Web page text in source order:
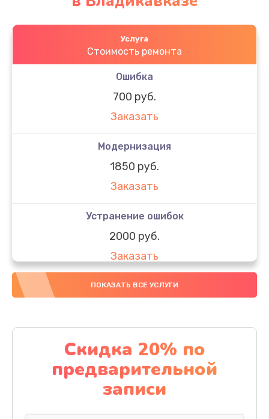
Услуга
Стоимость ремонта
Ошибка
700 руб.
Заказать
Модернизация
1850 руб.
Заказать
Устранение ошибок
2000 руб.
Заказать
Ремонт после залития
Заказать
Ремонт электроплаты
1320 руб.
Заказать
ПОКАЗАТЬ ВСЕ УСЛУГИ
Скидка 20% по
предварительной
записи